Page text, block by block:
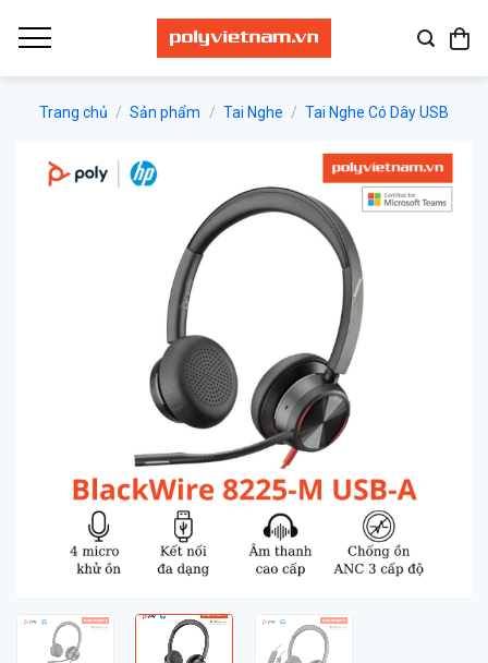
qua
Trang chủ / Sản phẩm / Tai Nghe / Tai Nghe Có Dây USB